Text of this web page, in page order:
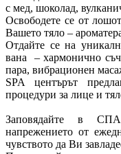
с мед, шоколад,
Освободете се от
Вашето тяло –
Отдайте се на
вана – хармонично
пара, вибрационен
SPA центърът
процедури за лице и
Заповядайте в
напрежението от
чувството да Ви